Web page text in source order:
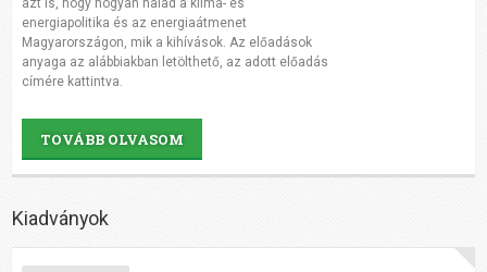
azt is, hogy hogyan halad a klíma- és
energiapolitika és az energiaátmenet
Magyarországon, mik a kihívások. Az előadások
anyaga az alábbiakban letölthető, az adott előadás
címére kattintva.
TOVÁBB OLVASOM
Kiadványok